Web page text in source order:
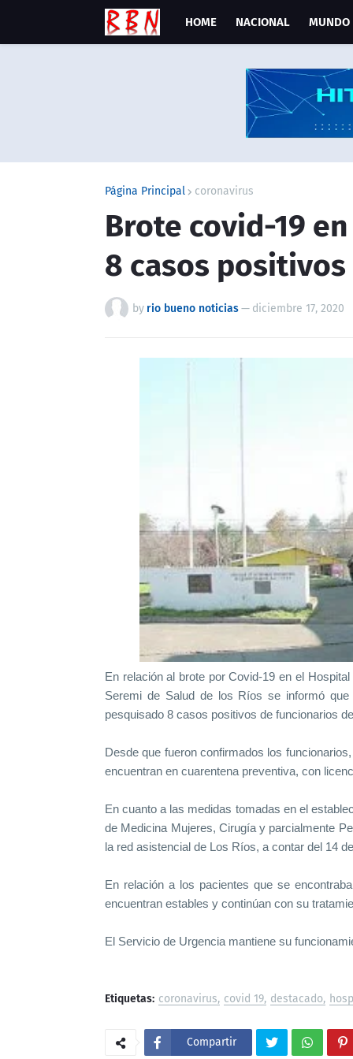
HOME NACIONAL MUNDO
Página Principal coronavirus
Brote covid-19
8 casos positivos
by rio bueno noticias— diciembre 17, 2020
En relación al brote por Covid-19 en el
Seremi de Salud de los Ríos se informó
pesquisado 8 casos positivos de funcionarios
Desde que fueron confirmados los
encuentran en cuarentena preventiva, con
En cuanto a las medidas tomadas en el
de Medicina Mujeres, Cirugía y parcialmente
la red asistencial de Los Ríos, a contar del 14
En relación a los pacientes que se
encuentran estables y continúan con su
El Servicio de Urgencia mantiene su
Etiquetas: coronavirus covid 19 destacado
Compartir